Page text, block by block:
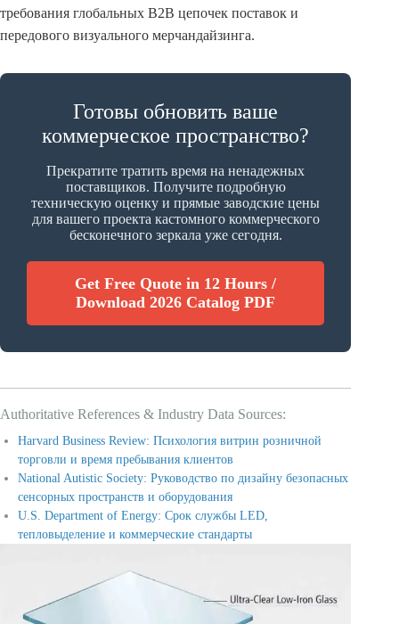
требования глобальных B2B цепочек поставок и
передового визуального мерчандайзинга.
Готовы обновить ваше
коммерческое пространство?
Прекратите тратить время на ненадежных
поставщиков. Получите подробную
техническую оценку и прямые заводские цены
для вашего проекта кастомного коммерческого
бесконечного зеркала уже сегодня.
Get Free Quote in 12 Hours /
Download 2026 Catalog PDF
Authoritative References & Industry Data Sources:
Harvard Business Review: Психология витрин розничной
торговли и время пребывания клиентов
National Autistic Society: Руководство по дизайну безопасных
сенсорных пространств и оборудования
U.S. Department of Energy: Срок службы LED,
тепловыделение и коммерческие стандарты